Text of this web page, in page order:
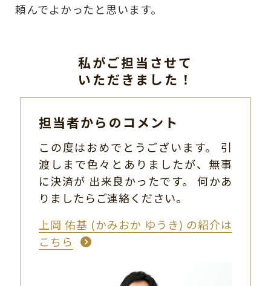
頼んでよかったと思います。
私がご担当させて
いただきました！
担当者からのコメント
この度はおめでとうございます。 引
渡しまで色々とありましたが、無事
に決済が 出来良かったです。 何かあ
りましたらご連絡ください。
上岡 佑基 (かみおか ゆうき) の紹介は
こちら